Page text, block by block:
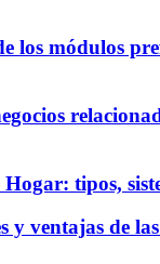
los módulos
tipos,
y ventajas de